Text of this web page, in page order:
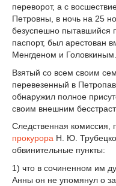
переворот, а с
Петровны, в ночь на 25
безуспешно пытавшийся
паспорт, был арестован
Менгденом и Головкиным.
Взятый со всем своим
перевезенный в
обнаружил полное
своим внешним
Следственная комиссия,
прокурора Н. Ю.
обвинительные пункты:
1) что в сочиненном им
Анны он не упомянул о